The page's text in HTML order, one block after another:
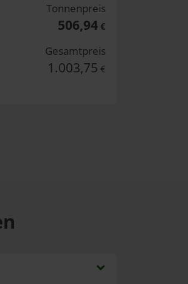
Tonnenpreis
506,94€
Gesamtpreis
1.003,75 €